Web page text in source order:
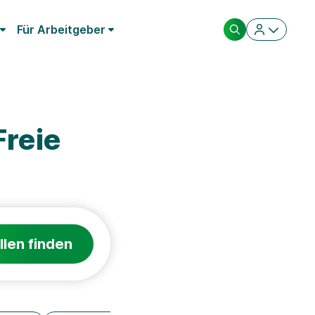
Für Arbeitgeber
finden